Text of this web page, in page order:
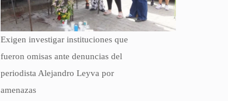
Exigen investigar instituciones que
fueron omisas ante denuncias del
periodista Alejandro Leyva por
amenazas